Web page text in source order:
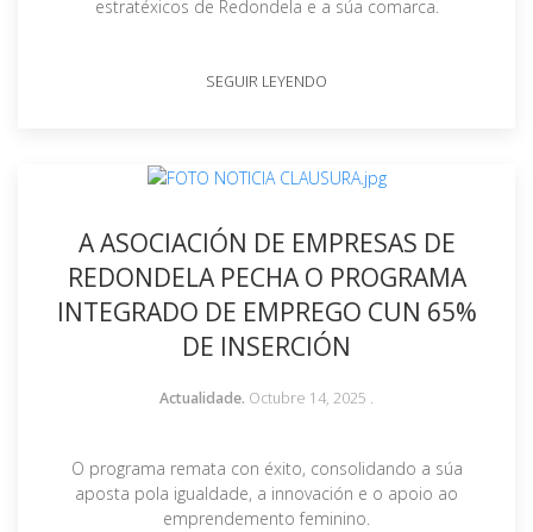
estratéxicos de Redondela e a súa comarca.
SEGUIR LEYENDO
A ASOCIACIÓN DE EMPRESAS DE
REDONDELA PECHA O PROGRAMA
INTEGRADO DE EMPREGO CUN 65%
DE INSERCIÓN
Actualidade. Octubre 14, 2025 .
O programa remata con éxito, consolidando a súa
aposta pola igualdade, a innovación e o apoio ao
emprendemento feminino.